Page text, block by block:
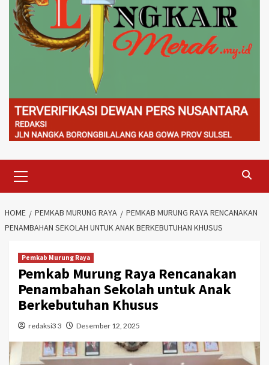
Menu
HOME PEMKAB MURUNG RAYA
PEMKAB MURUNG RAYA RENCANAKAN
PENAMBAHAN SEKOLAH UNTUK ANAK BERKEBUTUHAN KHUSUS
Pemkab Murung Raya
Pemkab Murung Raya Rencanakan
Penambahan Sekolah untuk Anak
Berkebutuhan Khusus
redaksi3 3 Desember 12, 2025